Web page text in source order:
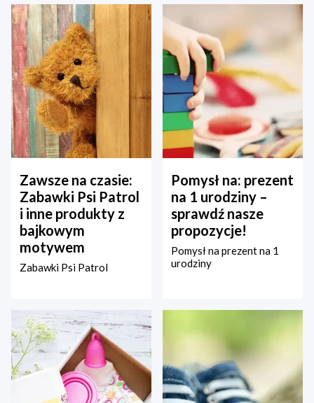
Zawsze na czasie:
Zabawki Psi Patrol
i inne produkty z
bajkowym
motywem
Zabawki Psi Patrol
Pomysł na: prezent
na 1 urodziny –
sprawdź nasze
propozycje!
Pomysł na prezent na 1
urodziny